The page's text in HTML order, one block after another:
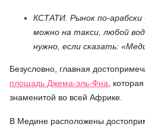
КСТАТИ. Рынок по-арабски
можно на такси, любой
нужно, если сказать:
Безусловно, главная
площадь Джема-эль-Фна,
знаменитой во всей Африке.
В Медине расположены